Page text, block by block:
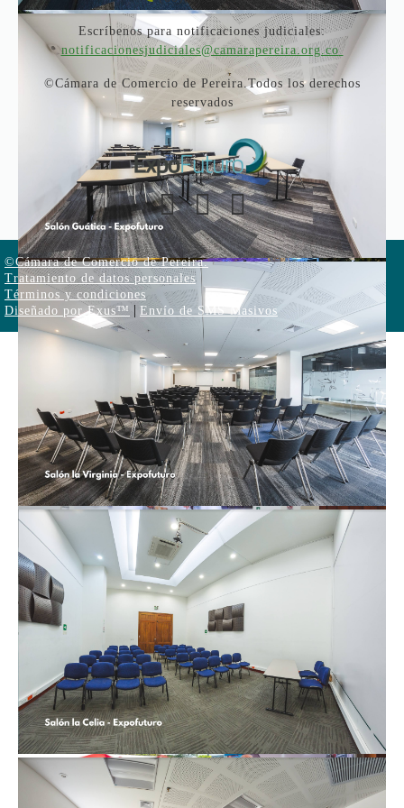
Escríbenos para notificaciones judiciales:
notificacionesjudiciales@camarapereira.org.co
©Cámara de Comercio de Pereira.Todos los derechos
reservados
©Cámara de Comercio de Pereira.
Tratamiento de datos personales
Términos y condiciones
Diseñado por Exus™
Envío de SMS Masivos